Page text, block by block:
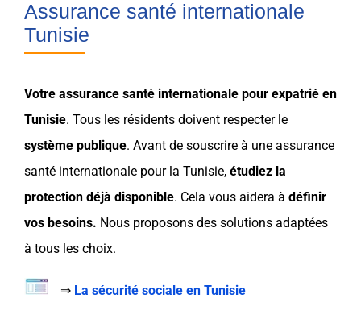
Assurance santé internationale
Tunisie
Votre assurance santé internationale pour expatrié en
Tunisie. Tous les résidents doivent respecter le
système publique. Avant de souscrire à une assurance
santé internationale pour la Tunisie, étudiez la
protection déjà disponible. Cela vous aidera à définir
vos besoins. Nous proposons des solutions adaptées
à tous les choix.
⇒ La sécurité sociale en Tunisie